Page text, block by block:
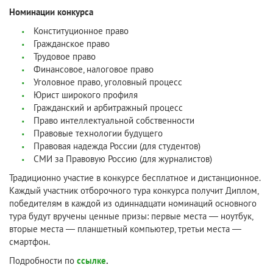
Номинации конкурса
Конституционное право
Гражданское право
Трудовое право
Финансовое, налоговое право
Уголовное право, уголовный процесс
Юрист широкого профиля
Гражданский и арбитражный процесс
Право интеллектуальной собственности
Правовые технологии будущего
Правовая надежда России (для студентов)
СМИ за Правовую Россию (для журналистов)
Традиционно участие в конкурсе бесплатное и дистанционное.
Каждый участник отборочного тура конкурса получит Диплом,
победителям в каждой из одиннадцати номинаций основного
тура будут вручены ценные призы: первые места — ноутбук,
вторые места — планшетный компьютер, третьи места —
смартфон.
Подробности по ссылке.